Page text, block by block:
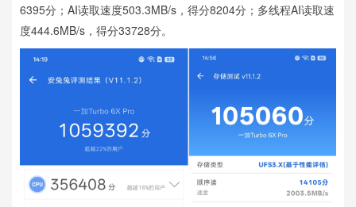
6395分；AI读取速度503.3MB/s，得分8204分；多线程AI读取速
度444.6MB/s，得分33728分。